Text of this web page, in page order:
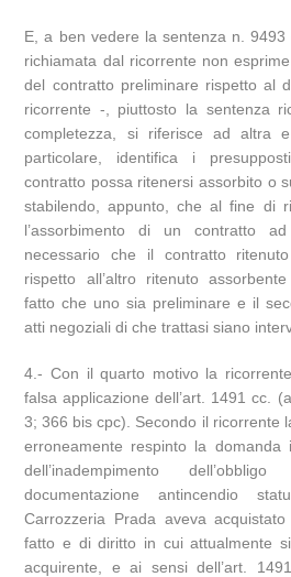
E, a ben vedere la sentenza n.
richiamata dal ricorrente non
del contratto preliminare rispetto al
ricorrente -, piuttosto la sentenza
completezza, si riferisce ad altra
particolare, identifica i
contratto possa ritenersi assorbito o
stabilendo, appunto, che al fine di
l’assorbimento di un contratto
necessario che il contratto
rispetto all’altro ritenuto
fatto che uno sia preliminare e il
atti negoziali di che trattasi siano
4.- Con il quarto motivo la
falsa applicazione dell’art. 1491 cc.
3; 366 bis cpc). Secondo il ricorrente
erroneamente respinto la domanda
dell’inadempimento
documentazione antincendio
Carrozzeria Prada aveva
fatto e di diritto in cui attualmente
acquirente, e ai sensi dell’art.